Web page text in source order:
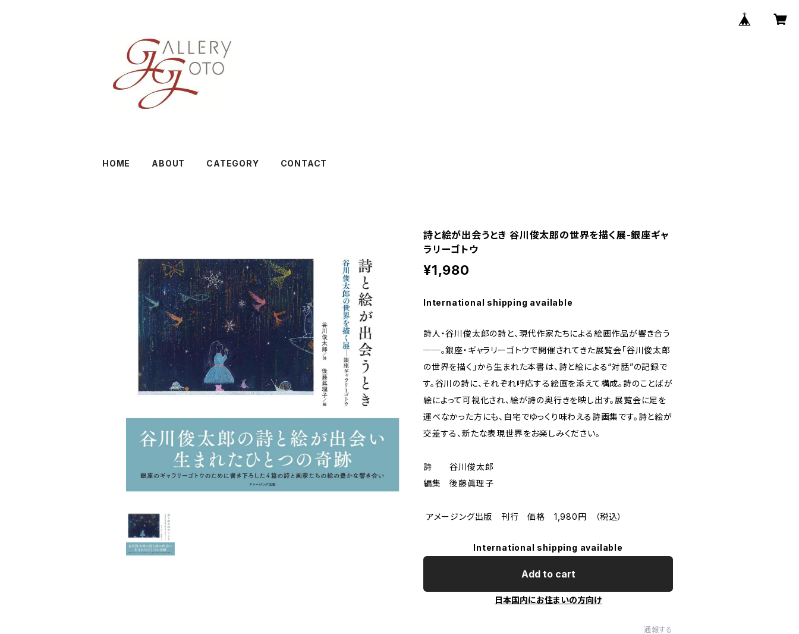
HOME ABOUT CATEGORY CONTACT
詩と絵が出会うとき 谷川俊太郎の世界を描く展-銀座ギャ
ラリーゴトウ
¥1,980
International shipping available
詩人・谷川俊太郎の詩と、現代作家たちによる絵画作品が響き合う
──。銀座・ギャラリーゴトウで開催されてきた展覧会「谷川俊太郎
の世界を描く」から生まれた本書は、詩と絵による“対話”の記録で
す。谷川の詩に、それぞれ呼応する絵画を添えて構成。詩のことばが
絵によって可視化され、絵が詩の奥行きを映し出す。展覧会に足を
運べなかった方にも、自宅でゆっくり味わえる詩画集です。詩と絵が
交差する、新たな表現世界をお楽しみください。
詩 谷川俊太郎
編集 後藤眞理子
‎ アメージング出版 刊行 価格 1,980円 （税込）
International shipping available
Add to cart
日本国内にお住まいの方向け
通報する